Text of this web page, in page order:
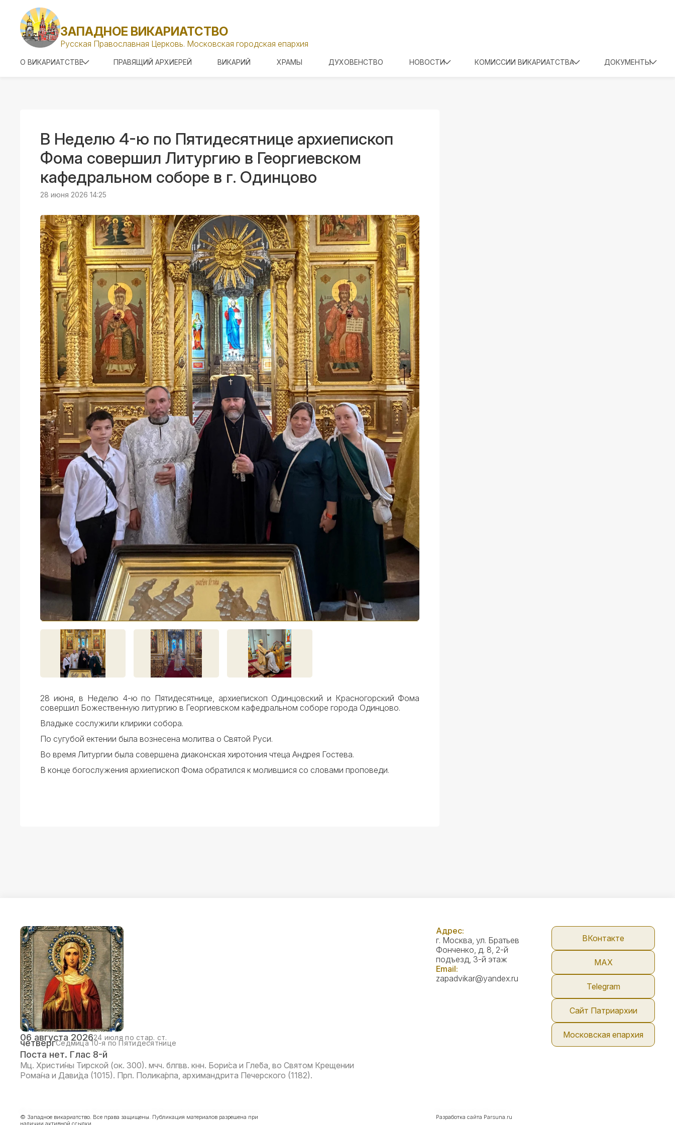
ЗАПАДНОЕ ВИКАРИАТСТВО
Русская Православная Церковь. Московская городская епархия
О ВИКАРИАТСТВЕ ПРАВЯЩИЙ АРХИЕРЕЙ ВИКАРИЙ ХРАМЫ ДУХОВЕНСТВО НОВОСТИ КОМИССИИ ВИКАРИАТСТВА ДОКУМЕНТЫ
В Неделю 4-ю по Пятидесятнице архиепископ
Фома совершил Литургию в Георгиевском
кафедральном соборе в г. Одинцово
28 июня 2026 14:25
28 июня, в Неделю 4-ю по Пятидесятнице, архиепископ Одинцовский и Красногорский Фома
совершил Божественную литургию в Георгиевском кафедральном соборе города Одинцово.
Владыке сослужили клирики собора.
По сугубой ектении была вознесена молитва о Святой Руси.
Во время Литургии была совершена диаконская хиротония чтеца Андрея Гостева.
В конце богослужения архиепископ Фома обратился к молившися со словами проповеди.
06 августа 202624 июля по стар. ст.
четвергСедмица 10-я по Пятидесятнице
Поста нет. Глас 8-й
Мц. Христи́ны Тирской (ок. 300). мчч. блгвв. кнн. Бори́са и Гле́ба, во Святом Крещении
Рома́на и Дави́да (1015). Прп. Полика́рпа, архимандрита Печерского (1182).
ВКонтакте
МАX
Telegram
Сайт Патриархии
Московская епархия
Адрес:
г. Москва, ул. Братьев
Фонченко, д. 8, 2-й
подъезд, 3-й этаж
Email:
zapadvikar@yandex.ru
Разработка сайта Parsuna.ru
© Западное викариатство. Все права защищены. Публикация материалов разрешена при
наличии активной ссылки.